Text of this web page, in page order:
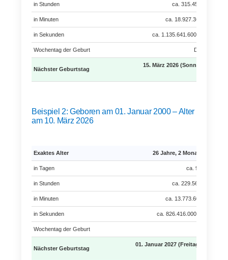
in Stunden ca. 315.456 Stunden
in Minuten ca. 18.927.360 Minuten
in Sekunden ca. 1.135.641.600 Sekunden
Wochentag der Geburt Donnerstag
Nächster Geburtstag
15. März 2026 (Sonntag) – in 5
Beispiel 2: Geboren am 01. Januar 2000 – Alter
am 10. März 2026
Exaktes Alter 26 Jahre, 2 Monate, 9 Tage
in Tagen ca. 9.565 Tage
in Stunden ca. 229.560 Stunden
in Minuten ca. 13.773.600 Minuten
in Sekunden ca. 826.416.000 Sekunden
Wochentag der Geburt
Nächster Geburtstag
01. Januar 2027 (Freitag) – in 297